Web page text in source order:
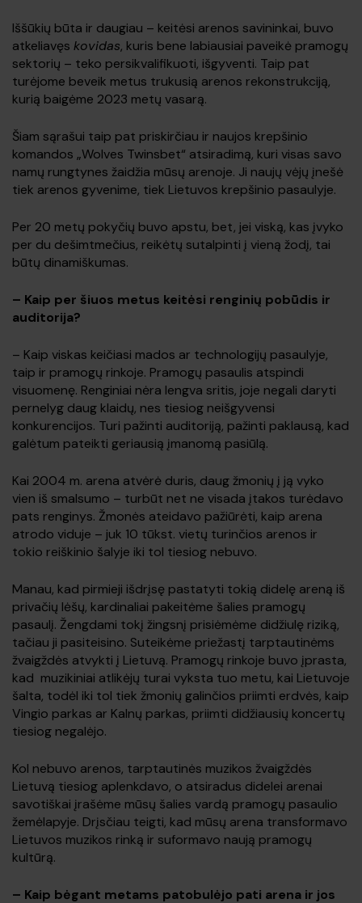
Iššūkių būta ir daugiau – keitėsi arenos savininkai, buvo
atkeliavęs kovidas, kuris bene labiausiai paveikė pramogų
sektorių – teko persikvalifikuoti, išgyventi. Taip pat
turėjome beveik metus trukusią arenos rekonstrukciją,
kurią baigėme 2023 metų vasarą.
Šiam sąrašui taip pat priskirčiau ir naujos krepšinio
komandos „Wolves Twinsbet“ atsiradimą, kuri visas savo
namų rungtynes žaidžia mūsų arenoje. Ji naujų vėjų įnešė
tiek arenos gyvenime, tiek Lietuvos krepšinio pasaulyje.
Per 20 metų pokyčių buvo apstu, bet, jei viską, kas įvyko
per du dešimtmečius, reikėtų sutalpinti į vieną žodį, tai
būtų dinamiškumas.
– Kaip per šiuos metus keitėsi renginių pobūdis ir
auditorija?
– Kaip viskas keičiasi mados ar technologijų pasaulyje,
taip ir pramogų rinkoje. Pramogų pasaulis atspindi
visuomenę. Renginiai nėra lengva sritis, joje negali daryti
pernelyg daug klaidų, nes tiesiog neišgyvensi
konkurencijos. Turi pažinti auditoriją, pažinti paklausą, kad
galėtum pateikti geriausią įmanomą pasiūlą.
Kai 2004 m. arena atvėrė duris, daug žmonių į ją vyko
vien iš smalsumo – turbūt net ne visada įtakos turėdavo
pats renginys. Žmonės ateidavo pažiūrėti, kaip arena
atrodo viduje – juk 10 tūkst. vietų turinčios arenos ir
tokio reiškinio šalyje iki tol tiesiog nebuvo.
Manau, kad pirmieji išdrįsę pastatyti tokią didelę areną iš
privačių lėšų, kardinaliai pakeitėme šalies pramogų
pasaulį. Žengdami tokį žingsnį prisiėmėme didžiulę riziką,
tačiau ji pasiteisino. Suteikėme priežastį tarptautinėms
žvaigždės atvykti į Lietuvą. Pramogų rinkoje buvo įprasta,
kad muzikiniai atlikėjų turai vyksta tuo metu, kai Lietuvoje
šalta, todėl iki tol tiek žmonių galinčios priimti erdvės, kaip
Vingio parkas ar Kalnų parkas, priimti didžiausių koncertų
tiesiog negalėjo.
Kol nebuvo arenos, tarptautinės muzikos žvaigždės
Lietuvą tiesiog aplenkdavo, o atsiradus didelei arenai
savotiškai įrašėme mūsų šalies vardą pramogų pasaulio
žemėlapyje. Drįsčiau teigti, kad mūsų arena transformavo
Lietuvos muzikos rinką ir suformavo naują pramogų
kultūrą.
– Kaip bėgant metams patobulėjo pati arena ir jos